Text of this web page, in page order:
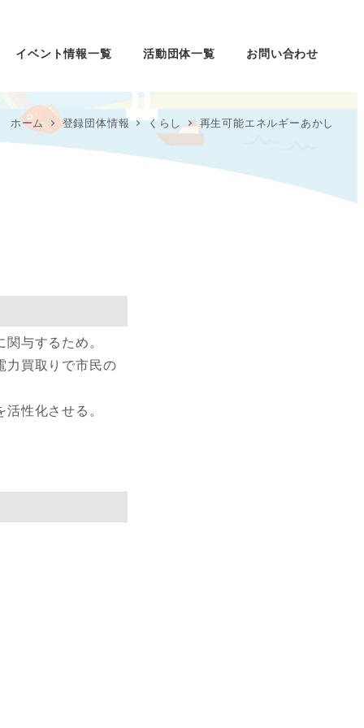
イベント情報一覧 活動団体一覧 お問い合わせ
ホーム 登録団体情報 くらし 再生可能エネルギーあかし
与するため。
力買取りで市民の
性化させる。